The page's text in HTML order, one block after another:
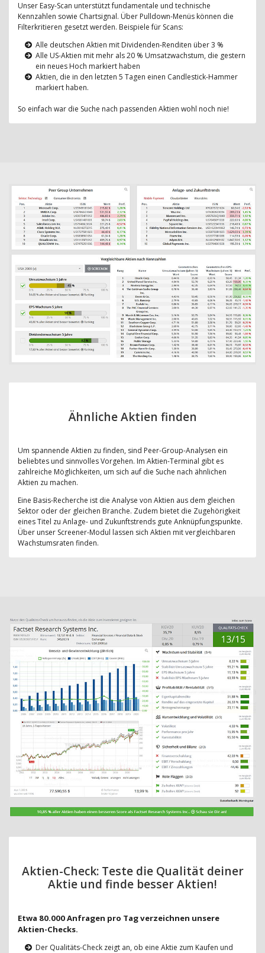
Unser Easy-Scan unterstützt fundamentale und technische
Kennzahlen sowie Chartsignal. Über Pulldown-Menüs können die
Filterkritieren gesetzt werden. Beispiele für Scans:
Alle deutschen Aktien mit Dividenden-Renditen über 3 %
Alle US-Aktien mit mehr als 20 % Umsatzwachstum, die gestern
ein neues Hoch markiert haben
Aktien, die in den letzten 5 Tagen einen Candlestick-Hammer
markiert haben.
So einfach war die Suche nach passenden Aktien wohl noch nie!
Ähnliche Aktien finden
Um spannende Aktien zu finden, sind Peer-Group-Analysen ein
beliebtes und sinnvolles Vorgehen. Im Aktien-Terminal gibt es
zahlreiche Möglichkeiten, um sich auf die Suche nach ähnlichen
Aktien zu machen.
Eine Basis-Recherche ist die Analyse von Aktien aus dem gleichen
Sektor oder der gleichen Branche. Zudem bietet die Zugehörigkeit
eines Titel zu Anlage- und Zukunftstrends gute Anknüpfungspunkte.
Über unser Screener-Modul lassen sich Aktien mit vergleichbaren
Wachstumsraten finden.
Aktien-Check: Teste die Qualität deiner
Aktie und finde besser Aktien!
Etwa 80.000 Anfragen pro Tag verzeichnen unsere
Aktien-Checks.
Der Qualitäts-Check zeigt an, ob eine Aktie zum Kaufen und